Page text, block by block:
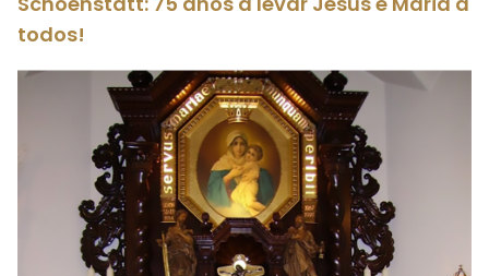
todos!